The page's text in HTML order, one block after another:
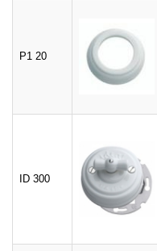
Р1 20
ID 300